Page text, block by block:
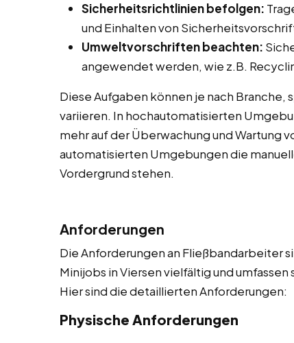
Sicherheitsrichtlinien befolgen:
und Einhalten von
Umweltvorschriften beachten:
angewendet werden, wie z.B.
Diese Aufgaben können je nach
variieren. In hochautomatisierten
mehr auf der Überwachung und Wartung
automatisierten Umgebungen die
Vordergrund stehen.
Anforderungen
Die Anforderungen an Fließbandarbeiter
Minijobs in Viersen vielfältig und
Hier sind die detaillierten Anforderungen:
Physische Anforderungen